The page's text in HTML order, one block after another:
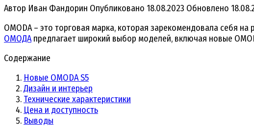
Автор Иван Фандорин Опубликовано 18.08.2023 Обновлено
OMODA – это торговая марка, которая зарекомендовала себя
ОМОДАпредлагает широкий выбор моделей, включая новые
Содержание
Новые OMODA S5
Дизайн и интерьер
Технические характеристики
Цена и доступность
Выводы